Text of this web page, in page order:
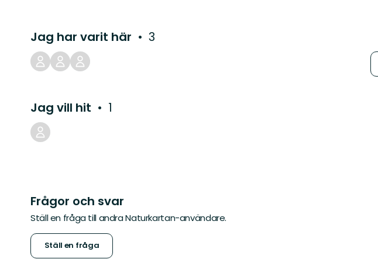
Jag har varit här 3
Jag vill hit 1
Frågor och svar
Ställ en fråga till andra Naturkartan-användare.
Ställ en fråga